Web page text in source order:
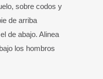
sobre codos y
de arriba
de abajo. Alinea
los hombros